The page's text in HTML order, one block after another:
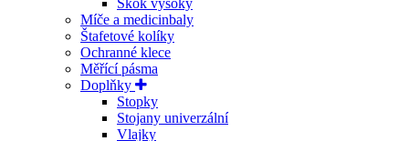
Skok vysoký
Míče a medicinbaly
Štafetové kolíky
Ochranné klece
Měřící pásma
Doplňky
Stopky
Stojany univerzální
Vlajky